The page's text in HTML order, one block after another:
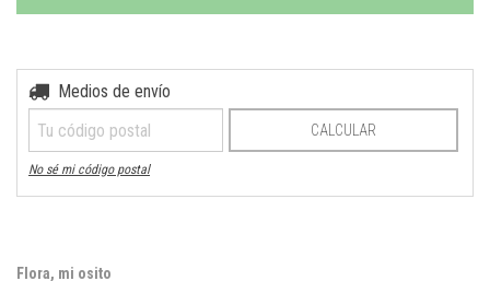
Entregas para el CP:
Medios de envío
CALCULAR
No sé mi código postal
Flora, mi osito